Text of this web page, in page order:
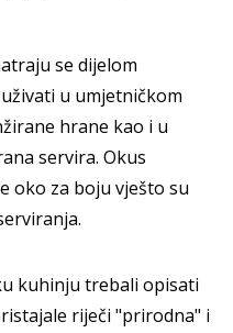
se dijelom
u umjetničkom
hrane kao i u
servira. Okus
oko za boju vješto su
kuhinju trebali opisati
riječi "prirodna" i